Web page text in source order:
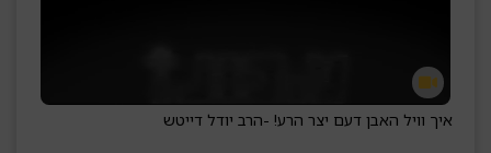
איך וויל האבן דעם יצר הרע! -הרב יודל דייטש